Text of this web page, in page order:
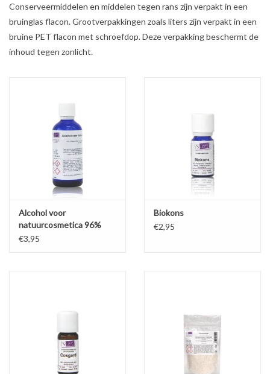
Conserveermiddelen en middelen tegen rans zijn verpakt in een
bruinglas flacon. Grootverpakkingen zoals liters zijn verpakt in een
bruine PET flacon met schroefdop. Deze verpakking beschermt de
inhoud tegen zonlicht.
Alcohol voor
natuurcosmetica 96%
€3,95
Biokons
€2,95